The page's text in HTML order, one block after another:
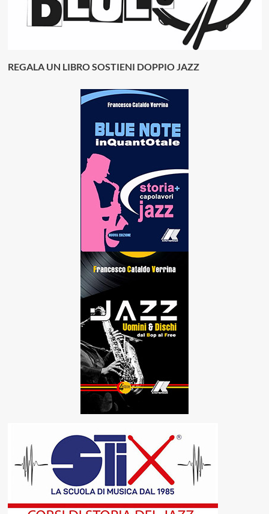
REGALA UN LIBRO SOSTIENI DOPPIO JAZZ